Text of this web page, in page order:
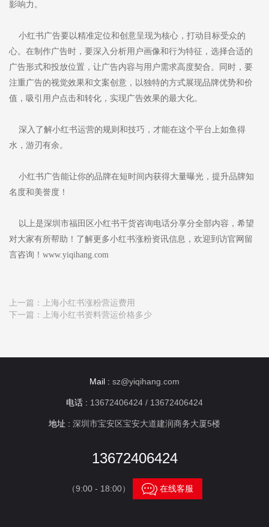
影响力。
小红书广告要以精准定位和创意呈现为核心，打动目标受众的
心。在制作广告时，要深入分析用户画像和行为特征，选择合适的
广告形式和投放位置，让广告内容与用户需求高度契合。同时，要
注重广告的视觉效果和文案创意，以独特的方式展现品牌优势和价
值，吸引用户点击和转化，实现广告效果的最大化。
深入了解小红书运营的规则和技巧，才能在这个平台上如鱼得
水，游刃有余。
小红书广告能让你的品牌在短时间内获得大量曝光，提升品牌知
名度和美誉度！
以上是深圳市福田区小红书干货咨询电话分享分全部内容，希望
对大家有所帮助！了解更多小红书涨粉资讯信息，欢迎到访官网留
言咨询！www.yiqihang.com
上一篇：
上海小红书涨粉营运费用
下一篇：
上海小红书资料营运价格多少
Mail : sz@yiqihang.com
电话 : 13672406424 / 13672406424
地址 : 深圳市宝安区宝安大道建润商务大厦5楼
13672406424
（9:00 - 18:00） 在线客服